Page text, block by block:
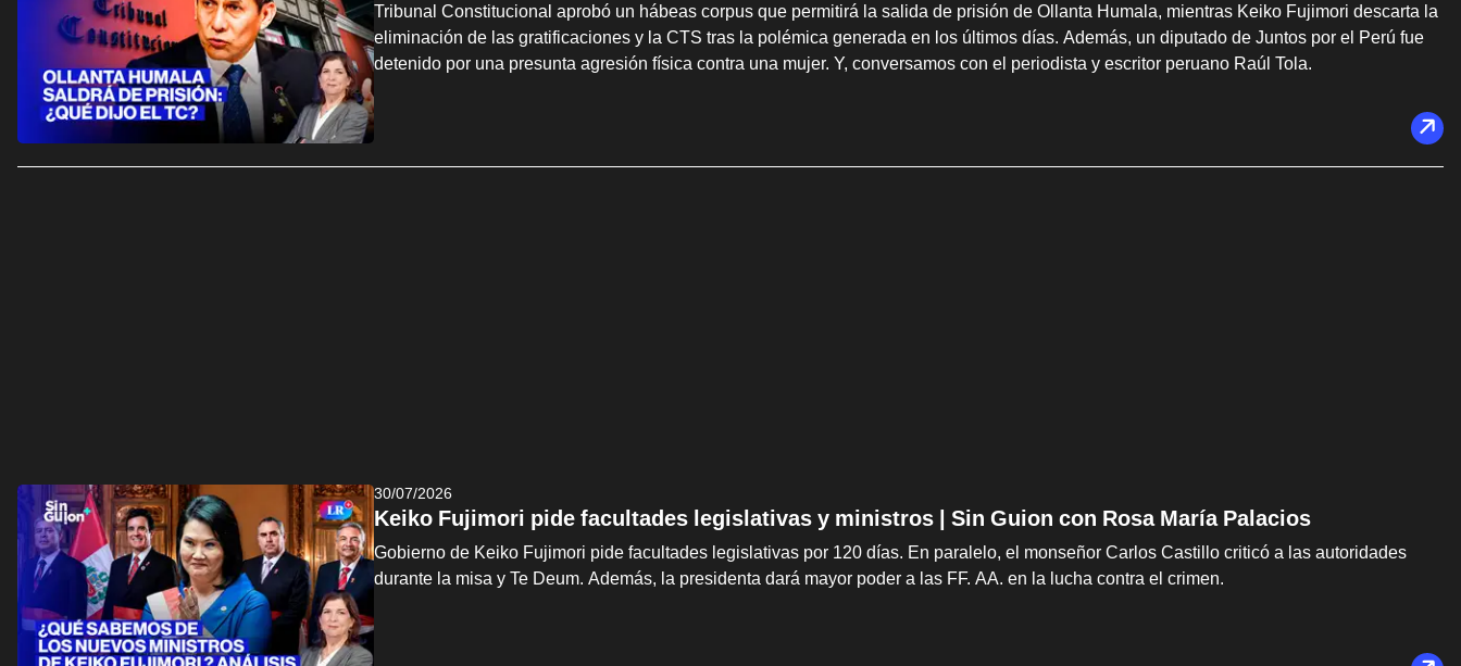
Tribunal Constitucional aprobó un hábeas corpus que permitirá la salida de prisión de Ollanta Humala, mientras Keiko Fujimori descarta la
eliminación de las gratificaciones y la CTS tras la polémica generada en los últimos días. Además, un diputado de Juntos por el Perú fue
detenido por una presunta agresión física contra una mujer. Y, conversamos con el periodista y escritor peruano Raúl Tola.
30/07/2026
Keiko Fujimori pide facultades legislativas y ministros | Sin Guion con Rosa María Palacios
Gobierno de Keiko Fujimori pide facultades legislativas por 120 días. En paralelo, el monseñor Carlos Castillo criticó a las autoridades
durante la misa y Te Deum. Además, la presidenta dará mayor poder a las FF. AA. en la lucha contra el crimen.